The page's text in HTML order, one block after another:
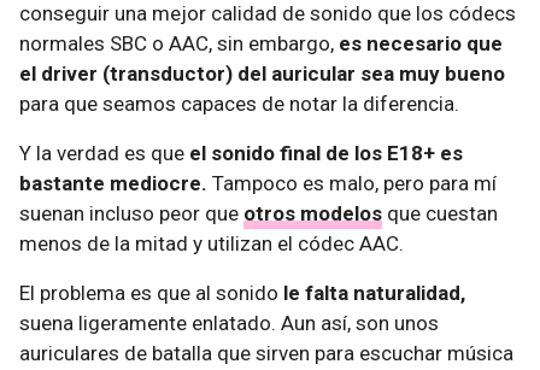
conseguir una mejor calidad de sonido que los códecs
normales SBC o AAC, sin embargo, es necesario que
el driver (transductor) del auricular sea muy bueno
para que seamos capaces de notar la diferencia.
Y la verdad es que el sonido final de los E18+ es
bastante mediocre. Tampoco es malo, pero para mí
suenan incluso peor que otros modelos que cuestan
menos de la mitad y utilizan el códec AAC.
El problema es que al sonido le falta naturalidad,
suena ligeramente enlatado. Aun así, son unos
auriculares de batalla que sirven para escuchar música